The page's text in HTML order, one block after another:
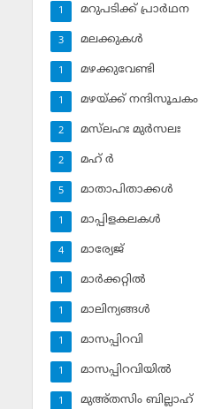
മറുപടിക്ക് പ്രാര്‍ഥന
1
മലക്കുകള്‍
3
മഴക്കുവേണ്ടി
1
മഴയ്ക്ക് നന്ദിസൂചകം
1
മസ്‌ലഹഃ മുര്‍സലഃ
2
മഹ് ര്‍
2
മാതാപിതാക്കള്‍
5
മാപ്പിളകലകള്‍
1
മാര്യേജ്
4
മാര്‍ക്കറ്റില്‍
1
മാലിന്യങ്ങള്‍
1
മാസപ്പിറവി
1
മാസപ്പിറവിയില്‍
1
മുഅ്തസിം ബില്ലാഹ്
1